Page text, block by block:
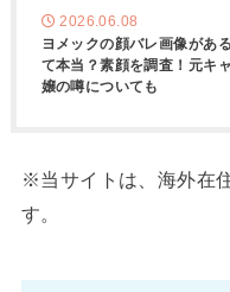
2026.06.08
ヨメックの顔バレ画像があ
て本当？素顔を調査！元キ
嬢の噂についても
※当サイトは、海外在
す。